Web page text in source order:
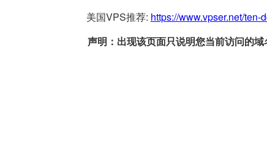
美国VPS推荐: https://www.vpser.net/ten-
声明：出现该页面只说明您当前访问的